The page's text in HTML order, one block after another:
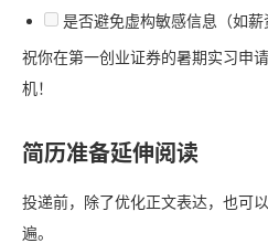
是否避免虚构敏感信息（如薪
祝你在第一创业证券的暑期实习申
机！
简历准备延伸阅读
投递前，除了优化正文表达，也可
遍。